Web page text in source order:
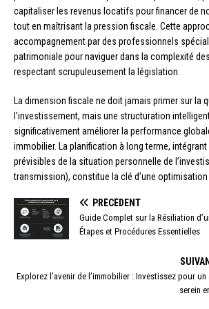
capitaliser les revenus locatifs pour financer de
tout en maîtrisant la pression fiscale. Cette
accompagnement par des professionnels
patrimoniale pour naviguer dans la complexité
respectant scrupuleusement la législation.
La dimension fiscale ne doit jamais primer sur la
l’investissement, mais une structuration
significativement améliorer la performance
immobilier. La planification à long terme,
prévisibles de la situation personnelle de
transmission), constitue la clé d’une optimisation
PRÉCÉDENT
Guide Complet sur la Résiliation
Étapes et Procédures Essentielles
Explorez l’avenir de l’immobilier : Investissez pour un
serein